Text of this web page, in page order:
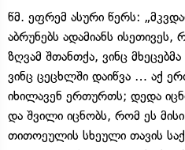
წმ. ეფრემ ასური წერს:
აბრუნებს ადამიანს
ზღვამ შთანთქა, ვინც
ვინც ცეცხლში დაიწვა … აქ
იხილავენ ერთურთს; დედა
და შვილი იცნობს, რომ ეს
თითოეულის სხეული თავის